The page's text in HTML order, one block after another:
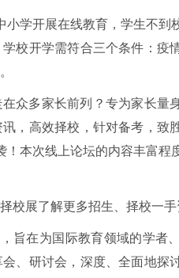
小学开展在线教育，学生不
校开学需符合三个条件：疫
众多家长前列？专为家长量
，高效择校，针对备考，致
！本次线上论坛的内容丰富程
，旨在为国际教育领域的学者
、研讨会，深度、全面地探